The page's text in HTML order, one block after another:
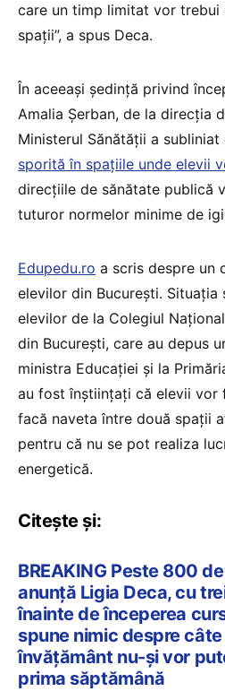
care un timp limitat vor
spații”, a spus Deca.
În aceeași ședință privind
Amalia Șerban, de la direcția
Ministerul Sănătății a subliniat
sporită în spațiile unde elevii
direcțiile de sănătate publică
tuturor normelor minime de
Edupedu.ro a scris despre un
elevilor din București. Situația
elevilor de la Colegiul
din București, care au depus
ministra Educației și la
au fost înștiințați că elevii vor
facă naveta între două spații
pentru că nu se pot realiza
energetică.
Citește și:
BREAKING Peste 800
anunță Ligia Deca, cu
înainte de începerea
spune nimic despre
învățământ nu-și vor
prima săptămână